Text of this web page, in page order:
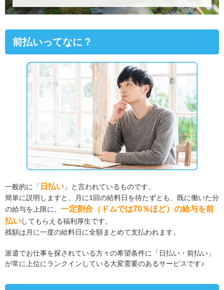
前払いってなに？
一般的に「 日払い 」と言われているものです。
簡単に説明しますと、月に1回の給料日を待たずとも、既に働いた分
の給与を上限に、 一定割合（ドムでは70％ほど）の給与を前
払いしてもらえる福利厚生です。
残額は月に一度の給料日に全額まとめて支払われます。
派遣でお仕事を探されている方々の希望条件に「日払い・前払い」
が常に上位にランクインしている大変需要のあるサービスです♪